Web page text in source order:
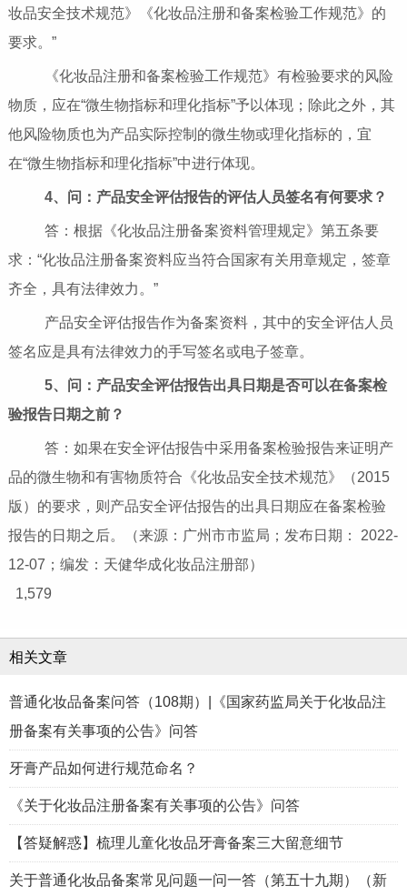
妆品安全技术规范》《化妆品注册和备案检验工作规范》的
要求。”
《化妆品注册和备案检验工作规范》有检验要求的风险
物质，应在“微生物指标和理化指标”予以体现；除此之外，其
他风险物质也为产品实际控制的微生物或理化指标的，宜
在“微生物指标和理化指标”中进行体现。
4、 问：产品安全评估报告的评估人员签名有何要求？
答：根据《化妆品注册备案资料管理规定》第五条要
求：“化妆品注册备案资料应当符合国家有关用章规定，签章
齐全，具有法律效力。”
产品安全评估报告作为备案资料，其中的安全评估人员
签名应是具有法律效力的手写签名或电子签章。
5、 问：产品安全评估报告出具日期是否可以在备案检
验报告日期之前？
答：如果在安全评估报告中采用备案检验报告来证明产
品的微生物和有害物质符合《化妆品安全技术规范》（2015
版）的要求，则产品安全评估报告的出具日期应在备案检验
报告的日期之后。​（来源：广州市市监局；发布日期： 2022-
12-07；编发：天健华成化妆品注册部）
1,579
相关文章
普通化妆品备案问答（108期）|《国家药监局关于化妆品注
册备案有关事项的公告》问答
牙膏产品如何进行规范命名？
《关于化妆品注册备案有关事项的公告》问答
【答疑解惑】梳理儿童化妆品牙膏备案三大留意细节
关于普通化妆品备案常见问题一问一答（第五十九期）（新